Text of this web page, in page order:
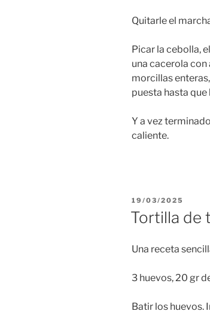
Quitarle el
Picar la cebolla,
una cacerola
morcillas
puesta hasta
Y a vez
caliente.
PUBLICADO
EL
19/03/2025
Tortilla de
Una receta
3 huevos, 20 gr
Batir los huevos.